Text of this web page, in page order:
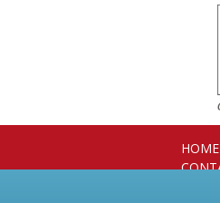
HOME